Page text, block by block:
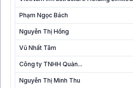
Phạm Ngọc Bách
Nguyễn Thị Hồng
Vũ Nhất Tâm
Công ty TNHH Quản...
Nguyễn Thị Minh Thu